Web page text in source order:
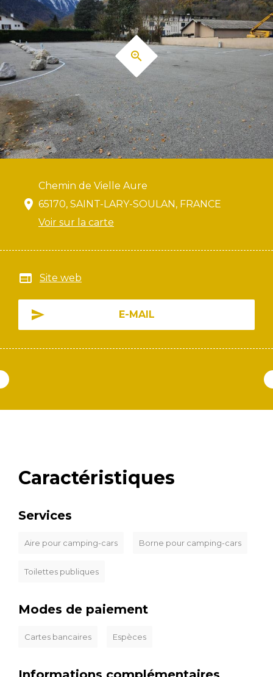
Chemin de Vielle Aure
65170, SAINT-LARY-SOULAN, FRANCE
Voir sur la carte
Site web
E-MAIL
Caractéristiques
Services
Aire pour camping-cars Borne pour camping-cars
Toilettes publiques
Modes de paiement
Cartes bancaires Espèces